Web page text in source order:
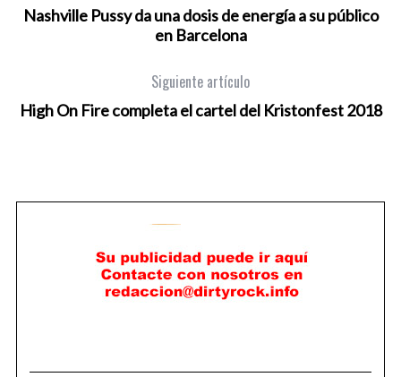
Nashville Pussy da una dosis de energía a su público
en Barcelona
Siguiente artículo
High On Fire completa el cartel del Kristonfest 2018